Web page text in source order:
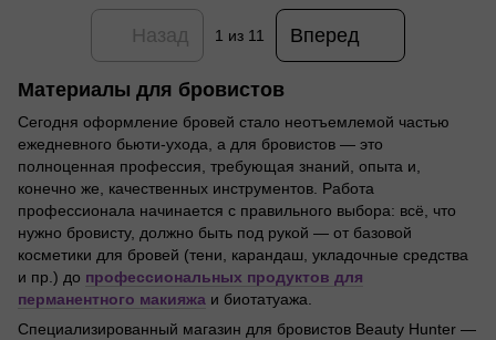
Назад 1 из 11 Вперед
Материалы для бровистов
Сегодня оформление бровей стало неотъемлемой частью
ежедневного бьюти-ухода, а для бровистов — это
полноценная профессия, требующая знаний, опыта и,
конечно же, качественных инструментов. Работа
профессионала начинается с правильного выбора: всё, что
нужно бровисту, должно быть под рукой — от базовой
косметики для бровей (тени, карандаш, укладочные средства
и пр.) до профессиональных продуктов для
перманентного макияжа и биотатуажа.
Специализированный магазин для бровистов Beauty Hunter —